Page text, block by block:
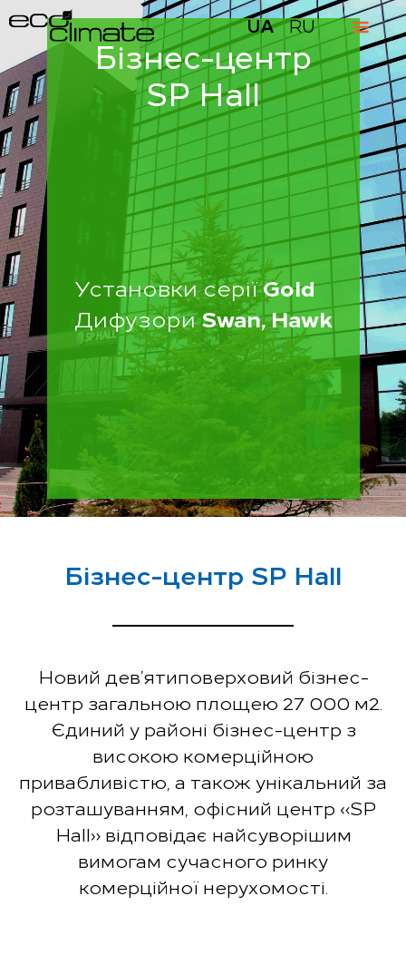
UA RU
Бізнес-центр
SP Hall
Установки серіїGold
ДифузориSwan, Hawk
Бізнес-центр SP Hall
Новий дев’ятиповерховий бізнес-
центр загальною площею 27 000 м2.
Єдиний у районі бізнес-центр з
високою комерційною
привабливістю, а також унікальний за
розташуванням, офісний центр «SP
Hall» відповідає найсуворішим
вимогам сучасного ринку
комерційної нерухомості.